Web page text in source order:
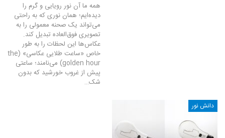
همه ما آن نور رویایی و گرم را
دیده‌ایم؛ همان نوری که به‌ راحتی
می‌تواند یک صحنه معمولی را به
تصویری فوق‌العاده تبدیل کند.
عکاس‌ها این لحظات را به‌ طور
خاص «ساعت طلایی عکاسی» (the
golden hour) می‌نامند؛ ساعتی
پیش از غروب خورشید که بدون
شک…
دانش نور